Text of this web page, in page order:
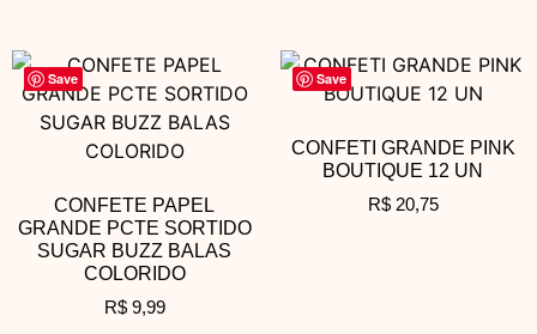
Save
CONFETE PAPEL
GRANDE PCTE SORTIDO
SUGAR BUZZ BALAS
COLORIDO
R$9,99
Save
CONFETI GRANDE PINK
BOUTIQUE 12 UN
R$20,75